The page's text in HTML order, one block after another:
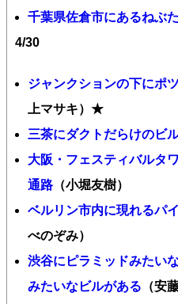
千葉県佐倉市にあるねぶ
4/30
ジャンクションの下にポ
上マサキ）★
三茶にダクトだらけのビ
大阪・フェスティバルタ
通路 （小堀友樹）
ベルリン市内に現れるパ
べのぞみ）
渋谷にピラミッドみたい
みたいなビルがある （安